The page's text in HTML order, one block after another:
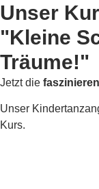
Unser
"Kleine
Träume!"
Jetzt die
Unser
Kurs.